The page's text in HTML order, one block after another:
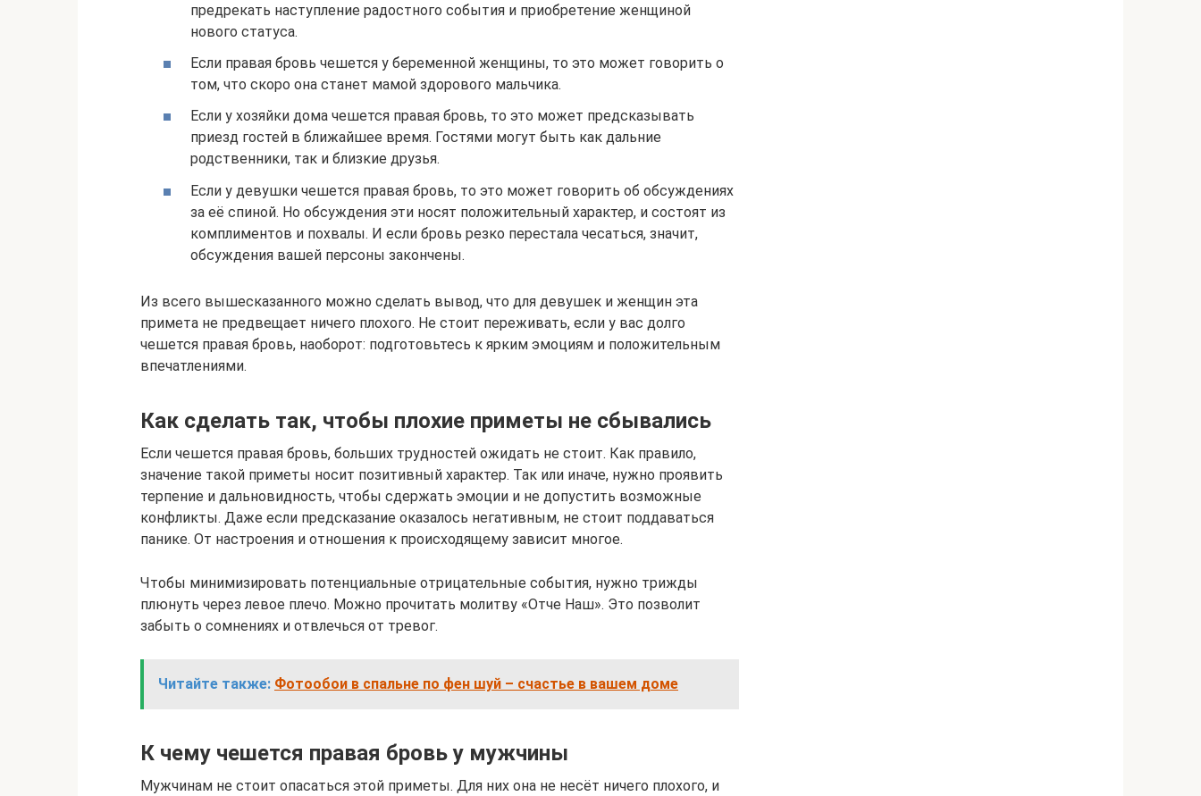
предрекать наступление радостного события и приобретение женщиной
нового статуса.
Если правая бровь чешется у беременной женщины, то это может говорить о
том, что скоро она станет мамой здорового мальчика.
Если у хозяйки дома чешется правая бровь, то это может предсказывать
приезд гостей в ближайшее время. Гостями могут быть как дальние
родственники, так и близкие друзья.
Если у девушки чешется правая бровь, то это может говорить об обсуждениях
за её спиной. Но обсуждения эти носят положительный характер, и состоят из
комплиментов и похвалы. И если бровь резко перестала чесаться, значит,
обсуждения вашей персоны закончены.
Из всего вышесказанного можно сделать вывод, что для девушек и женщин эта
примета не предвещает ничего плохого. Не стоит переживать, если у вас долго
чешется правая бровь, наоборот: подготовьтесь к ярким эмоциям и положительным
впечатлениями.
Как сделать так, чтобы плохие приметы не сбывались
Если чешется правая бровь, больших трудностей ожидать не стоит. Как правило,
значение такой приметы носит позитивный характер. Так или иначе, нужно проявить
терпение и дальновидность, чтобы сдержать эмоции и не допустить возможные
конфликты. Даже если предсказание оказалось негативным, не стоит поддаваться
панике. От настроения и отношения к происходящему зависит многое.
Чтобы минимизировать потенциальные отрицательные события, нужно трижды
плюнуть через левое плечо. Можно прочитать молитву «Отче Наш». Это позволит
забыть о сомнениях и отвлечься от тревог.
Читайте также: Фотообои в спальне по фен шуй – счастье в вашем доме
К чему чешется правая бровь у мужчины
Мужчинам не стоит опасаться этой приметы. Для них она не несёт ничего плохого, и